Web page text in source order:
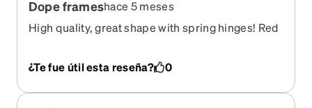
Dope frameshace 5 meses
High quality, great shape with spring hinges! Red
¿Te fue útil esta reseña?
0